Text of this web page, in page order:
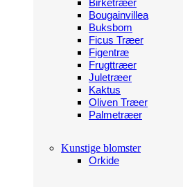
Birketræer
Bougainvillea
Buksbom
Ficus Træer
Figentræ
Frugttræer
Juletræer
Kaktus
Oliven Træer
Palmetræer
Kunstige blomster
Orkide